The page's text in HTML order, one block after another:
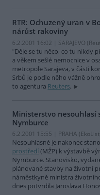
RTR: Ochuzený uran v
nárůst rakoviny
6.2.2001 16:02 | SARAJEVO
"Děje se tu něco, co tu nikdy
a věkem sešlé nemocnice v
metropole Sarajeva, v části
Srbů je podle něho vážně
to agentura Reuters.
Ministerstvo nesouhlasí
Nymburce
6.2.2001 15:55 | PRAHA
Nesouhlasné je nakonec
prostředí(MŽP) k výstavbě
Nymburce. Stanovisko,
plánované stavby na životní
náměstkyně ministra
dnes potvrdila Jaroslava